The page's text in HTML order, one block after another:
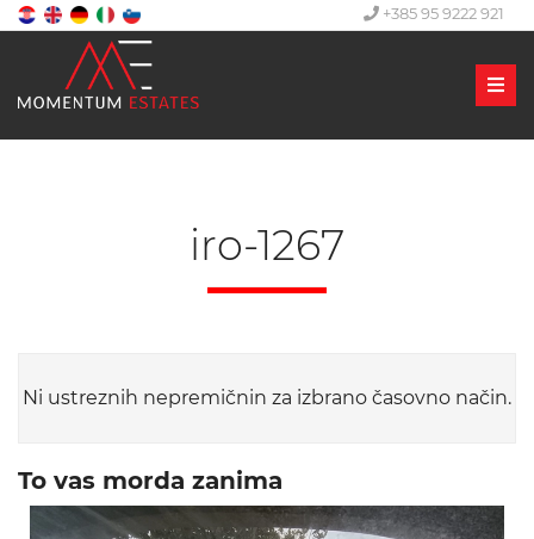
+385 95 9222 921
iro-1267
Ni ustreznih nepremičnin za izbrano časovno način.
To vas morda zanima